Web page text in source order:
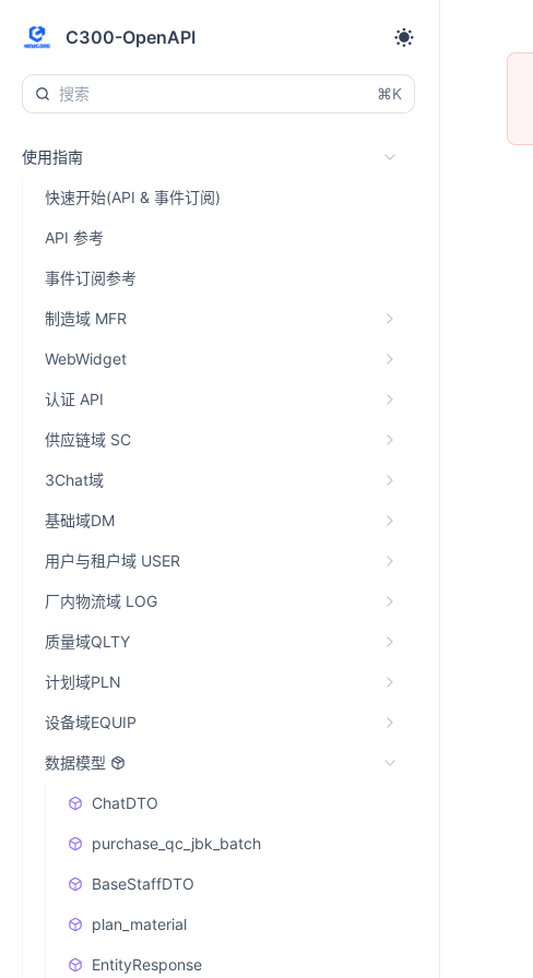
C300-OpenAPI
⌘K
使用指南
快速开始(API & 事件订阅)
API 参考
事件订阅参考
制造域 MFR
WebWidget
认证 API
供应链域 SC
3Chat域
基础域DM
用户与租户域 USER
厂内物流域 LOG
质量域QLTY
计划域PLN
设备域EQUIP
数据模型
ChatDTO
purchase_qc_jbk_batch
BaseStaffDTO
plan_material
EntityResponse